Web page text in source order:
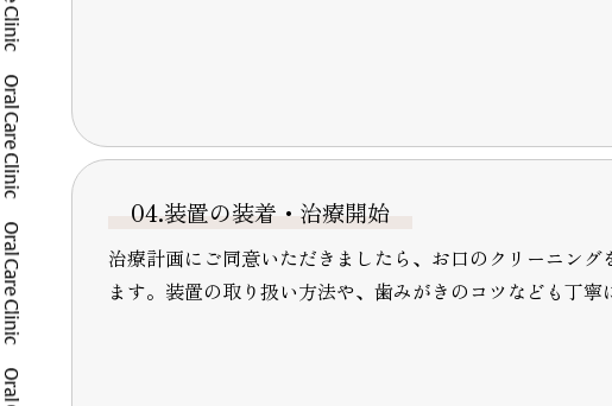
04.装置の装着・治療開始
治療計画にご同意いただきましたら、お口のクリーニン
ます。装置の取り扱い方法や、歯みがきのコツなども丁寧